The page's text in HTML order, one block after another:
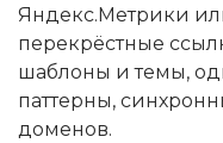
Яндекс.Метрики
перекрёстные
шаблоны и темы,
паттерны,
доменов.